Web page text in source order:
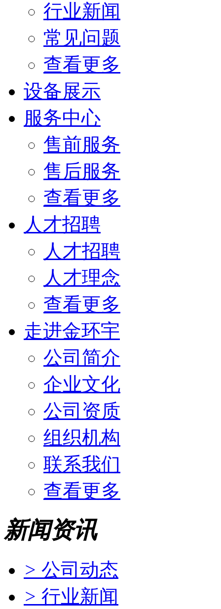
行业新闻
常见问题
查看更多
设备展示
服务中心
售前服务
售后服务
查看更多
人才招聘
人才招聘
人才理念
查看更多
走进金环宇
公司简介
企业文化
公司资质
组织机构
联系我们
查看更多
新闻资讯
> 公司动态
> 行业新闻